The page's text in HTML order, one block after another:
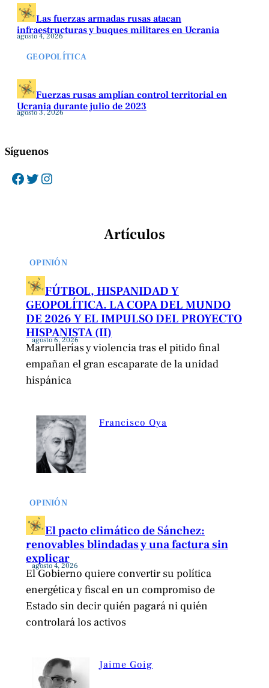
Las fuerzas armadas rusas atacan
infraestructuras y buques militares en Ucrania
agosto 4, 2026
GEOPOLÍTICA
Fuerzas rusas amplían control territorial en
Ucrania durante julio de 2023
agosto 3, 2026
Síguenos
Facebook Twitter Instagram
Artículos
OPINIÓN
FÚTBOL, HISPANIDAD Y
GEOPOLÍTICA. LA COPA DEL MUNDO
DE 2026 Y EL IMPULSO DEL PROYECTO
HISPANISTA (II)
agosto 6, 2026
Marrullerías y violencia tras el pitido final
empañan el gran escaparate de la unidad
hispánica
Francisco Oya
OPINIÓN
El pacto climático de Sánchez:
renovables blindadas y una factura sin
explicar
agosto 4, 2026
El Gobierno quiere convertir su política
energética y fiscal en un compromiso de
Estado sin decir quién pagará ni quién
controlará los activos
Jaime Goig